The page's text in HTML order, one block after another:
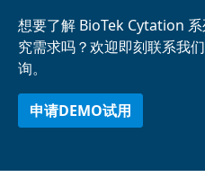
想要了解 BioTek Cytation
究需求吗？欢迎即刻联系我
询。
申请DEMO试用